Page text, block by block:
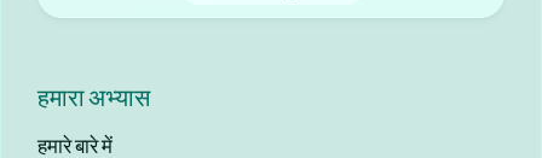
हमारा अभ्यास
हमारे बारे में